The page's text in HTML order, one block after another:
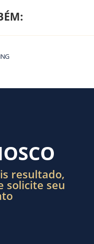
resultado,
solicite seu